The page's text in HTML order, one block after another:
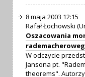
8 maja 2003 12:15
Rafał Łochowski
Oszacowania
W odczycie
Jansona pt.
theorems".